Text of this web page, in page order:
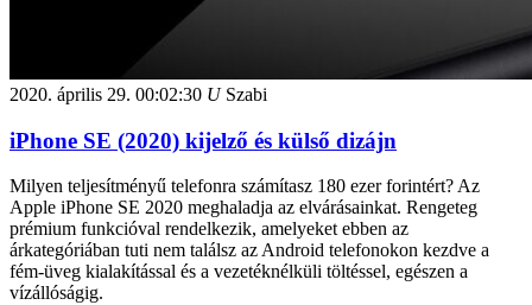
2020. április 29. 00:02:30 USzabi
iPhone SE (2020) kijelző és külső dizájn
Milyen teljesítményű telefonra számítasz 180 ezer forintért? Az
Apple iPhone SE 2020 meghaladja az elvárásainkat. Rengeteg
prémium funkcióval rendelkezik, amelyeket ebben az
árkategóriában tuti nem találsz az Android telefonokon kezdve a
fém-üveg kialakítással és a vezetéknélküli töltéssel, egészen a
vízállóságig.